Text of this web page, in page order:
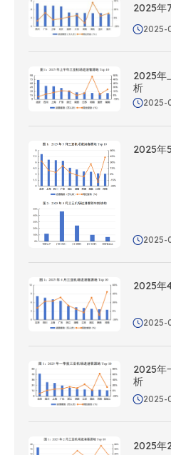
2025年
2025-
2025年
析
2025-
2025年
2025-
2025年
2025-
2025年
析
2025-
2025年